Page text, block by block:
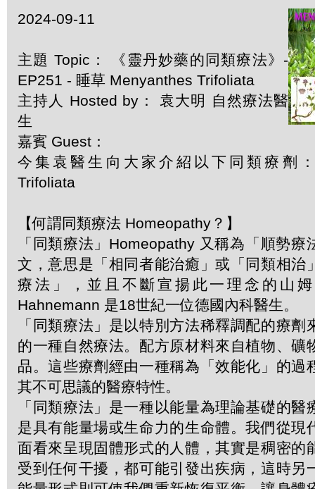
2024-09-11
主題 Topic： 《靈丹妙藥的同類療法》-
EP251 - 睡草 Menyanthes Trifoliata
主持人 Hosted by： 袁大明 自然療法醫
生
嘉賓 Guest：
今集袁醫生向大家介紹以下同類療劑
Trifoliata
【何謂同類療法 Homeopathy？】
「同類療法」Homeopathy 又稱為「順勢療
文，意思是「相同者能治癒」或「同類相治
療法」，並且不斷宣揚此一理念的山
Hahnemann 是18世紀一位德國內科醫生。
「同類療法」是以特別方法稀釋調配的療劑
的一種自然療法。配方原材料來自植物、礦
品。這些療劑經由一種稱為「效能化」的過
其不可思議的醫療特性。
「同類療法」是一種以能量為理論基礎的醫
是具有能量場或生命力的生命體。我們從現
面看來呈現固體形式的人體，其實是稠密的
受到任何干擾，都可能引發出疾病，這時另